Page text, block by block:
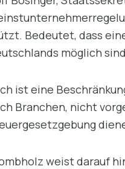
Bedeutet, dass
möglich
ist eine
Branchen, nicht
weist darauf